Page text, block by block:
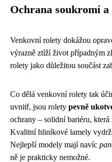
Ochrana soukromí
Venkovní rolety dokážou
výrazně ztíží život případným
rolety jako důležitou součást
Co dělá venkovní rolety tak
uvnitř, jsou rolety pevně
ochrany – solidní bariéru,
Kvalitní hliníkové lamely vydrží
Nejlepší modely mají navíc
ně je prakticky nemožné.